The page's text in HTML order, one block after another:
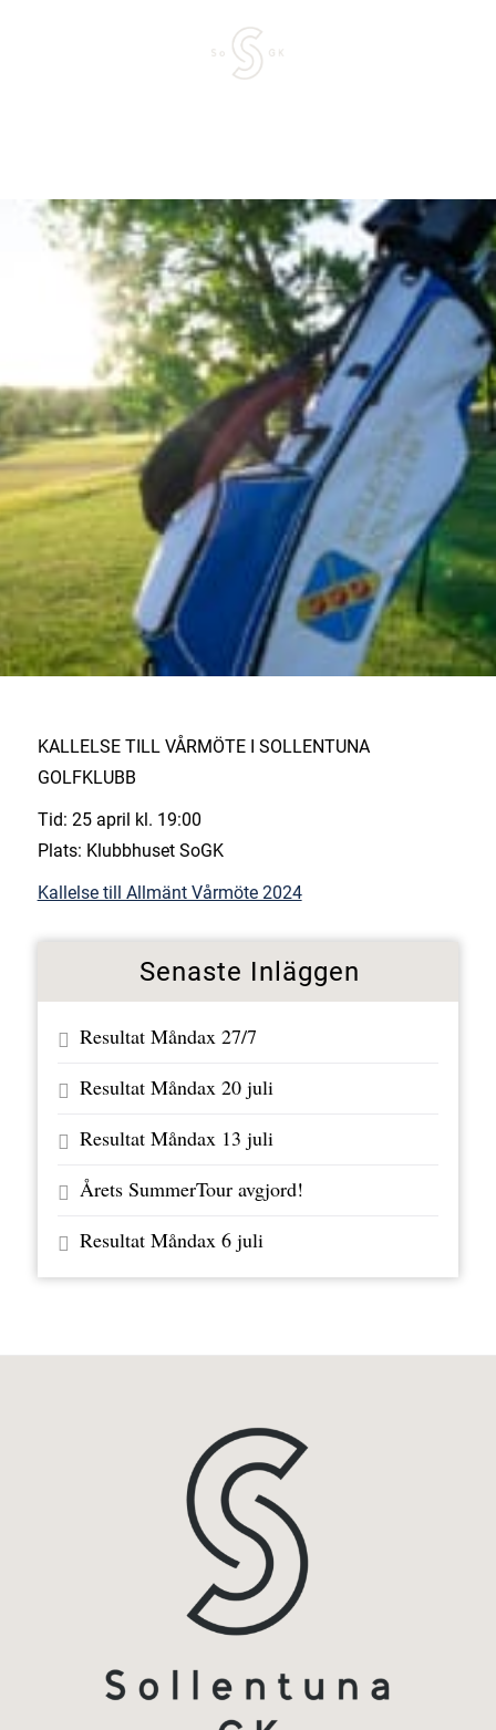
KALLELSE TILL VÅRMÖTE I SOLLENTUNA
GOLFKLUBB
Tid: 25 april kl. 19:00
Plats: Klubbhuset SoGK
Kallelse till Allmänt Vårmöte 2024
Senaste Inläggen
Resultat Måndax 27/7
Resultat Måndax 20 juli
Resultat Måndax 13 juli
Årets SummerTour avgjord!
Resultat Måndax 6 juli